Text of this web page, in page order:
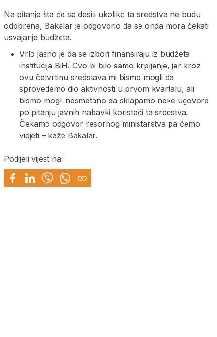
Na pitanje šta će se desiti ukoliko ta sredstva ne budu
odobrena, Bakalar je odgovorio da se onda mora čekati
usvajanje budžeta.
Vrlo jasno je da se izbori finansiraju iz budžeta
institucija BiH. Ovo bi bilo samo krpljenje, jer kroz
ovu četvrtinu sredstava mi bismo mogli da
sprovedemo dio aktivnosti u prvom kvartalu, ali
bismo mogli nesmetano da sklapamo neke ugovore
po pitanju javnih nabavki koristeći ta sredstva.
Čekamo odgovor resornog ministarstva pa ćemo
vidjeti – kaže Bakalar.
Podijeli vijest na: